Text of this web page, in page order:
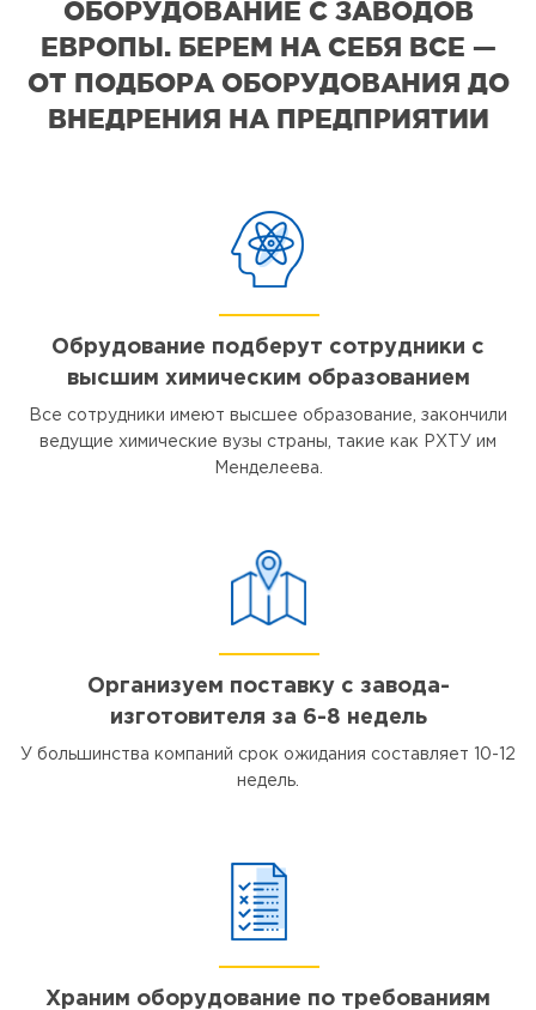
ОБОРУДОВАНИЕ С ЗАВОДОВ
ЕВРОПЫ. БЕРЕМ НА СЕБЯ ВСЕ —
ОТ ПОДБОРА ОБОРУДОВАНИЯ ДО
ВНЕДРЕНИЯ НА ПРЕДПРИЯТИИ
Обрудование подберут сотрудники с
высшим химическим образованием
Все сотрудники имеют высшее образование, закончили
ведущие химические вузы страны, такие как РХТУ им
Менделеева.
Организуем поставку с завода-
изготовителя за 6-8 недель
У большинства компаний срок ожидания составляет 10-12
недель.
Храним оборудование по требованиям